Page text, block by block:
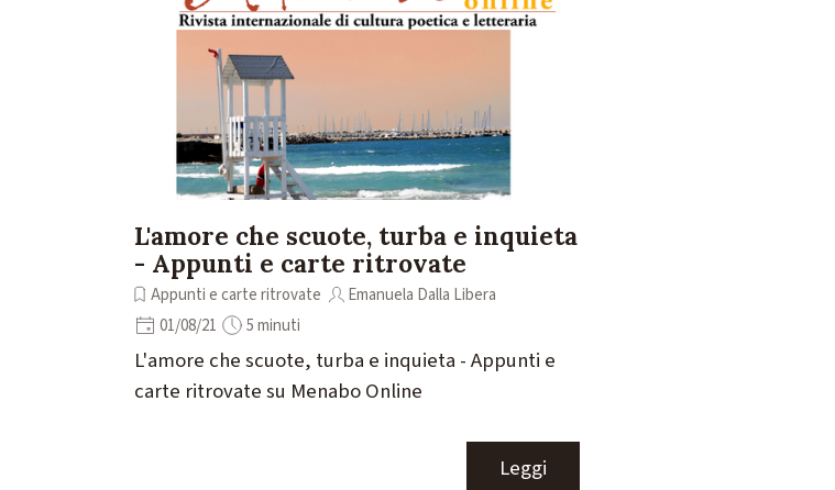
L'amore che scuote, turba e inquieta
- Appunti e carte ritrovate
Appunti e carte ritrovate
Emanuela Dalla Libera
01/08/21
5 minuti
L'amore che scuote, turba e inquieta - Appunti e
carte ritrovate su Menabo Online
Leggi